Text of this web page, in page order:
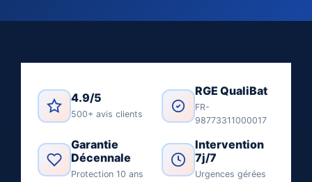
4.9/5
500+ avis clients
RGE QualiBat
FR-
98773311000017
Garantie
Décennale
Protection 10 ans
Intervention
7j/7
Urgences gérées